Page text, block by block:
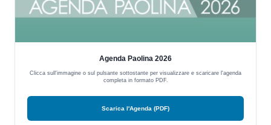
Agenda Paolina 2026
Clicca sull'immagine o sul pulsante sottostante per visualizzare e scaricare l'agenda
completa in formato PDF.
Scarica l'Agenda (PDF)